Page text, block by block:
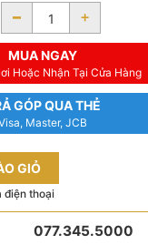
- +
MUA NGAY
Hoặc Nhận Tại Cửa Hàng
GÓP QUA THẺ
Master, JCB
GIỎ
điện thoại
077.345.5000